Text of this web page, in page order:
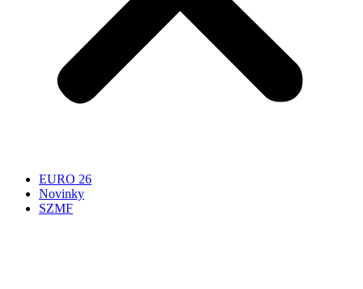
EURO 26
Novinky
SZMF